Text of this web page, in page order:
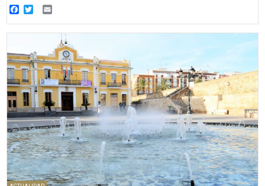
Facebook
Twitter